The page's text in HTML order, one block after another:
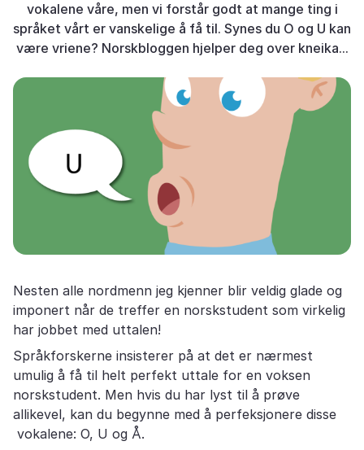
vokalene våre, men vi forstår godt at mange ting i
språket vårt er vanskelige å få til. Synes du O og U kan
være vriene? Norskbloggen hjelper deg over kneika...
Nesten alle nordmenn jeg kjenner blir veldig glade og
imponert når de treffer en norskstudent som virkelig
har jobbet med uttalen!
Språkforskerne insisterer på at det er nærmest
umulig å få til helt perfekt uttale for en voksen
norskstudent. Men hvis du har lyst til å prøve
allikevel, kan du begynne med å perfeksjonere disse
vokalene: O, U og Å.